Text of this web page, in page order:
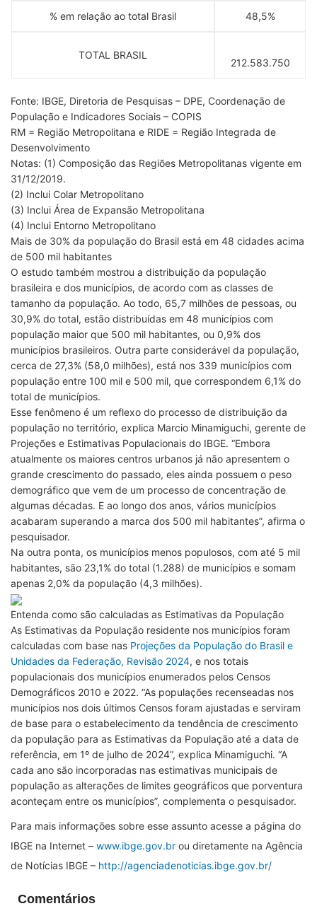
% em relação ao total Brasil 48,5%
TOTAL BRASIL
212.583.750
Fonte: IBGE, Diretoria de Pesquisas – DPE, Coordenação de
População e Indicadores Sociais – COPIS
RM = Região Metropolitana e RIDE = Região Integrada de
Desenvolvimento
Notas: (1) Composição das Regiões Metropolitanas vigente em
31/12/2019.
(2) Inclui Colar Metropolitano
(3) Inclui Área de Expansão Metropolitana
(4) Inclui Entorno Metropolitano
Mais de 30% da população do Brasil está em 48 cidades acima
de 500 mil habitantes
O estudo também mostrou a distribuição da população
brasileira e dos municípios, de acordo com as classes de
tamanho da população. Ao todo, 65,7 milhões de pessoas, ou
30,9% do total, estão distribuídas em 48 municípios com
população maior que 500 mil habitantes, ou 0,9% dos
municípios brasileiros. Outra parte considerável da população,
cerca de 27,3% (58,0 milhões), está nos 339 municípios com
população entre 100 mil e 500 mil, que correspondem 6,1% do
total de municípios.
Esse fenômeno é um reflexo do processo de distribuição da
população no território, explica Marcio Minamiguchi, gerente de
Projeções e Estimativas Populacionais do IBGE. “Embora
atualmente os maiores centros urbanos já não apresentem o
grande crescimento do passado, eles ainda possuem o peso
demográfico que vem de um processo de concentração de
algumas décadas. E ao longo dos anos, vários municípios
acabaram superando a marca dos 500 mil habitantes”, afirma o
pesquisador.
Na outra ponta, os municípios menos populosos, com até 5 mil
habitantes, são 23,1% do total (1.288) de municípios e somam
apenas 2,0% da população (4,3 milhões).
Entenda como são calculadas as Estimativas da População
As Estimativas da População residente nos municípios foram
calculadas com base nas Projeções da População do Brasil e
Unidades da Federação, Revisão 2024, e nos totais
populacionais dos municípios enumerados pelos Censos
Demográficos 2010 e 2022. “As populações recenseadas nos
municípios nos dois últimos Censos foram ajustadas e serviram
de base para o estabelecimento da tendência de crescimento
da população para as Estimativas da População até a data de
referência, em 1º de julho de 2024”, explica Minamiguchi. “A
cada ano são incorporadas nas estimativas municipais de
população as alterações de limites geográficos que porventura
aconteçam entre os municípios”, complementa o pesquisador.
Para mais informações sobre esse assunto acesse a página do
IBGE na Internet – www.ibge.gov.br ou diretamente na Agência
de Notícias IBGE – http://agenciadenoticias.ibge.gov.br/
Comentários